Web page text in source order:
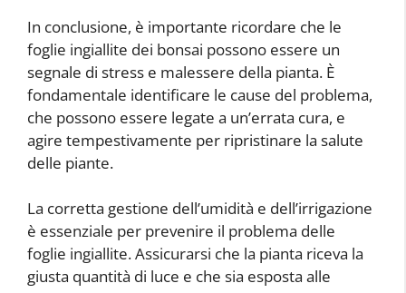
In conclusione, è importante ricordare che le
foglie ingiallite dei bonsai possono essere un
segnale di stress e malessere della pianta. È
fondamentale identificare le cause del problema,
che possono essere legate a un’errata cura, e
agire tempestivamente per ripristinare la salute
delle piante.
La corretta gestione dell’umidità e dell’irrigazione
è essenziale per prevenire il problema delle
foglie ingiallite. Assicurarsi che la pianta riceva la
giusta quantità di luce e che sia esposta alle